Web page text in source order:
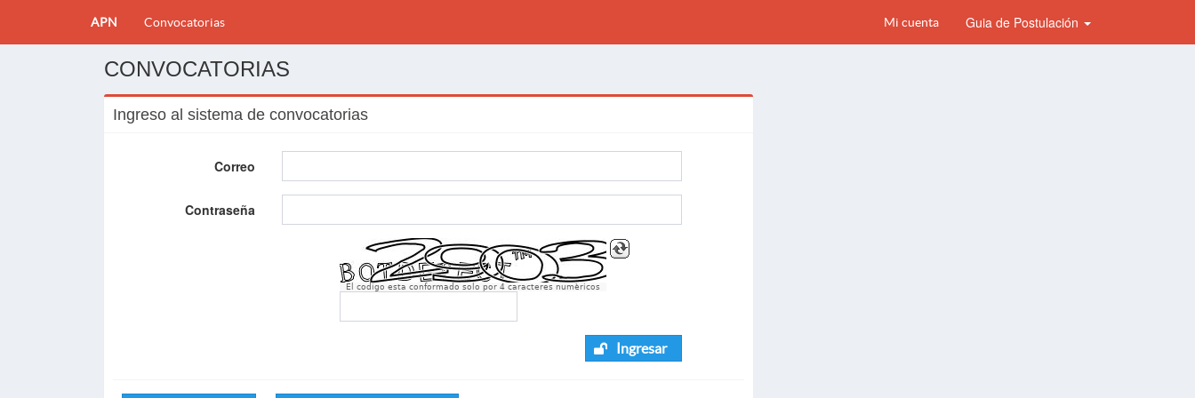
APN Convocatorias Mi cuenta Guia de Postulación
CONVOCATORIAS
Ingreso al sistema de convocatorias
Correo
Contraseña
El codigo esta conformado solo por 4 caracteres numèricos
Ingresar